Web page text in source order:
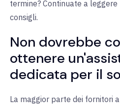
termine? Continuate a
consigli.
Non dovrebbe
ottenere
dedicata per il
La maggior parte dei fornitori